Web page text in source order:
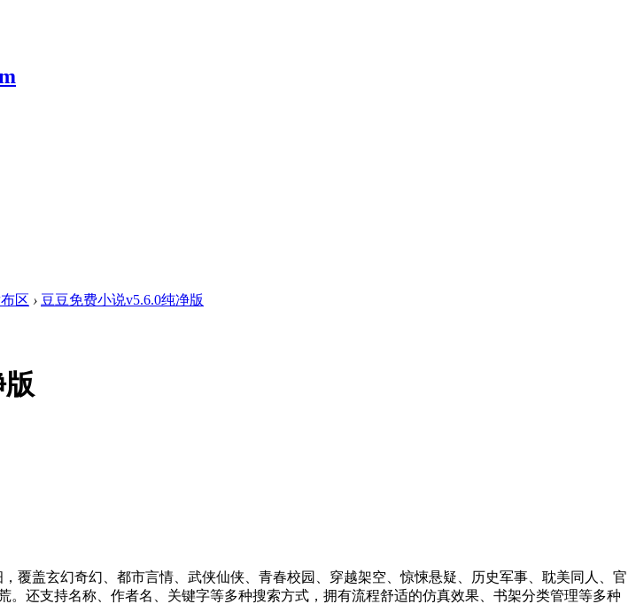
区 › 豆豆免费小说v5.6.0纯净版
覆盖玄幻奇幻、都市言情、武侠仙侠、青春校园、穿越架空、惊悚悬疑、历史军事、耽美同人、官
还支持名称、作者名、关键字等多种搜索方式，拥有流程舒适的仿真效果、书架分类管理等多种